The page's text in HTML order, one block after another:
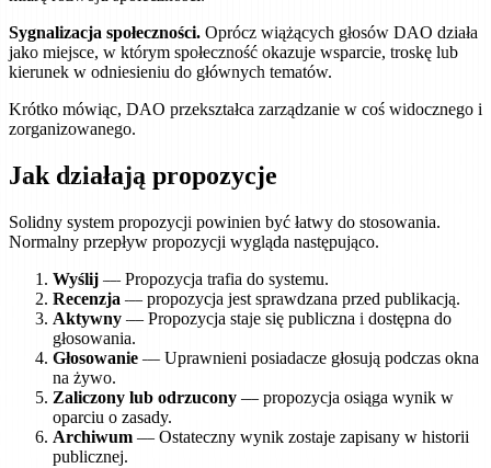
Sygnalizacja społeczności. Oprócz wiążących głosów DAO działa
jako miejsce, w którym społeczność okazuje wsparcie, troskę lub
kierunek w odniesieniu do głównych tematów.
Krótko mówiąc, DAO przekształca zarządzanie w coś widocznego i
zorganizowanego.
Jak działają propozycje
Solidny system propozycji powinien być łatwy do stosowania.
Normalny przepływ propozycji wygląda następująco.
Wyślij — Propozycja trafia do systemu.
Recenzja — propozycja jest sprawdzana przed publikacją.
Aktywny — Propozycja staje się publiczna i dostępna do
głosowania.
Głosowanie — Uprawnieni posiadacze głosują podczas okna
na żywo.
Zaliczony lub odrzucony — propozycja osiąga wynik w
oparciu o zasady.
Archiwum — Ostateczny wynik zostaje zapisany w historii
publicznej.